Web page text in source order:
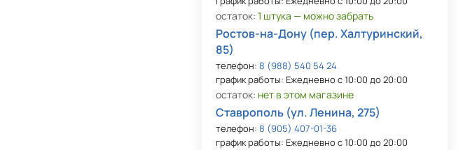
остаток:1 штука — можно забрать
Ростов-на-Дону (пер. Халтуринский,
85)
телефон:8 (988) 540 54 24
график работы: Ежедневно с 10:00 до 20:00
остаток: нет в этом магазине
Ставрополь (ул. Ленина, 275)
телефон:8 (905) 407-01-36
график работы: Ежедневно с 10:00 до 20:00